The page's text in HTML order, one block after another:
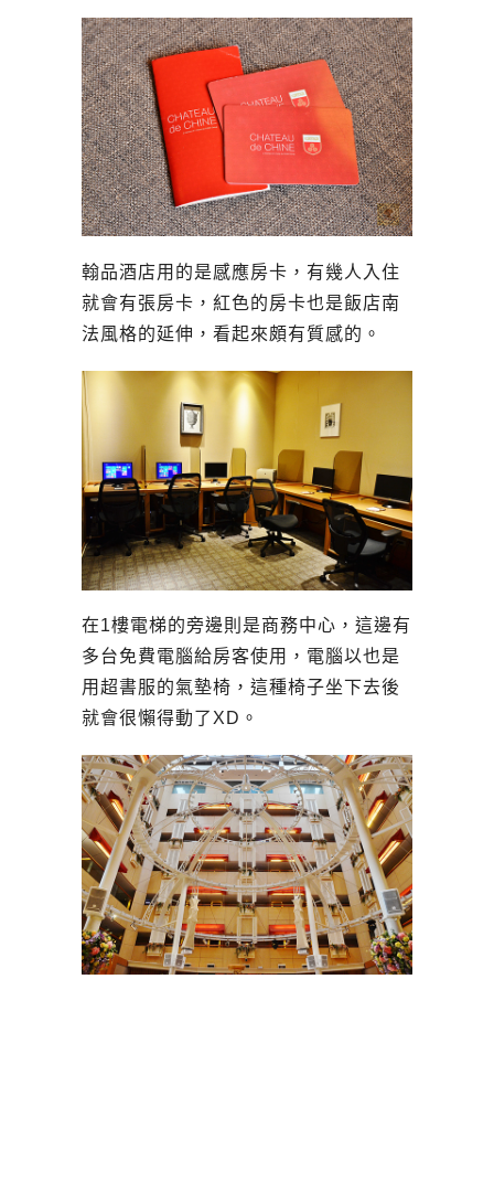
翰品酒店用的是感應房卡，有幾人入住
就會有張房卡，紅色的房卡也是飯店南
法風格的延伸，看起來頗有質感的。
在1樓電梯的旁邊則是商務中心，這邊有
多台免費電腦給房客使用，電腦以也是
用超書服的氣墊椅，這種椅子坐下去後
就會很懶得動了XD。